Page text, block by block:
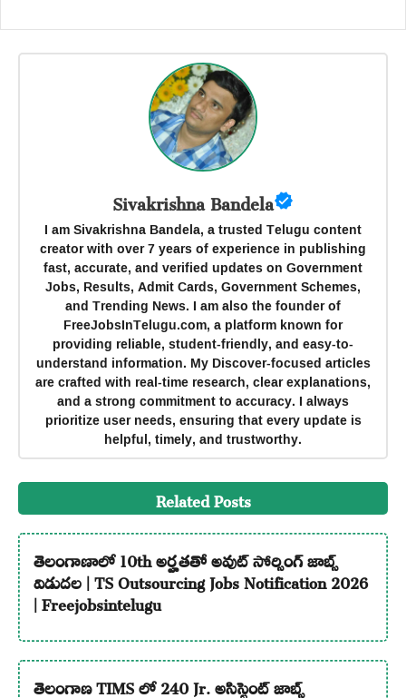
Sivakrishna Bandela
I am Sivakrishna Bandela, a trusted Telugu content
creator with over 7 years of experience in publishing
fast, accurate, and verified updates on Government
Jobs, Results, Admit Cards, Government Schemes,
and Trending News. I am also the founder of
FreeJobsInTelugu.com, a platform known for
providing reliable, student-friendly, and easy-to-
understand information. My Discover-focused articles
are crafted with real-time research, clear explanations,
and a strong commitment to accuracy. I always
prioritize user needs, ensuring that every update is
helpful, timely, and trustworthy.
Related Posts
తెలంగాణాలో 10th అర్హతతో అవుట్ సోర్సింగ్ జాబ్స్
విడుదల | TS Outsourcing Jobs Notification 2026
| Freejobsintelugu
తెలంగాణ TIMS లో 240 Jr. అసిస్టెంట్ జాబ్స్